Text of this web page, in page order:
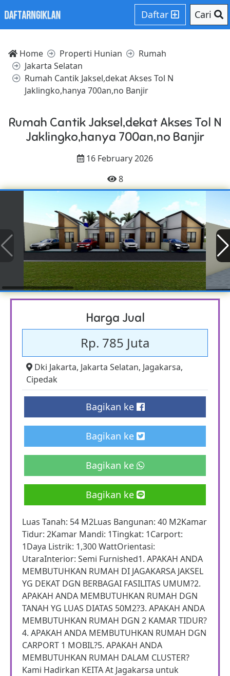
Daftar Cari
Home Properti Hunian
Rumah
Jakarta Selatan
Rumah Cantik Jaksel,dekat Akses Tol N
Jaklingko,hanya 700an,no Banjir
Rumah Cantik Jaksel,dekat Akses Tol N
Jaklingko,hanya 700an,no Banjir
16 February 2026
8
Harga Jual
Rp. 785 Juta
Dki Jakarta, Jakarta Selatan, Jagakarsa,
Cipedak
Bagikan ke
Bagikan ke
Bagikan ke
Bagikan ke
Luas Tanah: 54 M2Luas Bangunan: 40 M2Kamar
Tidur: 2Kamar Mandi: 1Tingkat: 1Carport:
1Daya Listrik: 1,300 WattOrientasi:
UtaraInterior: Semi Furnished1. APAKAH ANDA
MEMBUTUHKAN RUMAH DI JAGAKARSA JAKSEL
YG DEKAT DGN BERBAGAI FASILITAS UMUM?2.
APAKAH ANDA MEMBUTUHKAN RUMAH DGN
TANAH YG LUAS DIATAS 50M2?3. APAKAH ANDA
MEMBUTUHKAN RUMAH DGN 2 KAMAR TIDUR?
4. APAKAH ANDA MEMBUTUHKAN RUMAH DGN
CARPORT 1 MOBIL?5. APAKAH ANDA
MEMBUTUHKAN RUMAH DALAM CLUSTER?
Kami Hadirkan KEITA At Jagakarsa untuk